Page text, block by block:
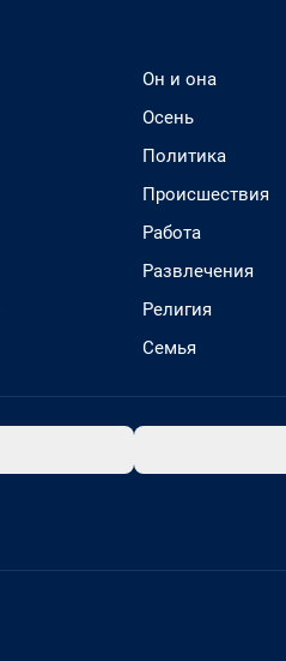
Он и она
Осень
Политика
Происшествия
Работа
Развлечения
Религия
Семья